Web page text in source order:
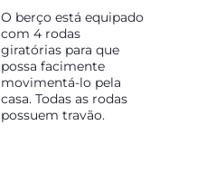
O berço está equipado
com 4 rodas
giratórias para que
possa facimente
movimentá-lo pela
casa. Todas as rodas
possuem travão.